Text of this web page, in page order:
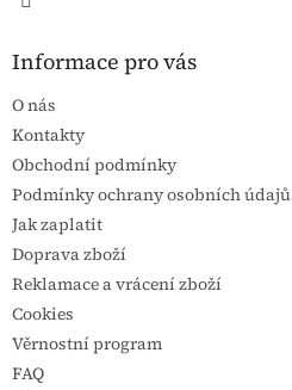
Informace pro vás
O nás
Kontakty
Obchodní podmínky
Podmínky ochrany osobních údajů
Jak zaplatit
Doprava zboží
Reklamace a vrácení zboží
Cookies
Věrnostní program
FAQ